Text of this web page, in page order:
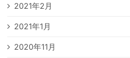
2021年2月
2021年1月
2020年11月